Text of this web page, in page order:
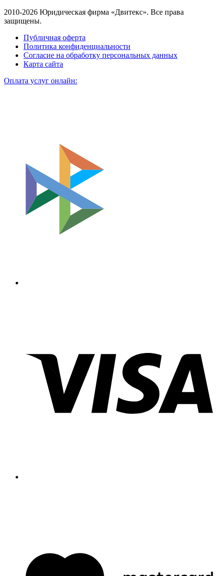
2010-2026 Юридическая фирма «Двитекс». Все права
защищены.
Публичная оферта
Политика конфиденциальности
Согласие на обработку персональных данных
Карта сайта
Оплата услуг онлайн: